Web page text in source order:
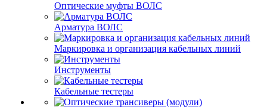
Оптические муфты ВОЛС
Арматура ВОЛС
Маркировка и организация кабельных линий
Инструменты
Кабельные тестеры